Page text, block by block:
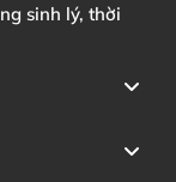
sinh lý, thời